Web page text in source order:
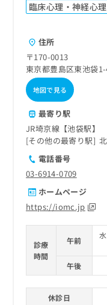
臨床心理・神経心
住所
〒170-0013
東京都豊島区東池袋
地図で見る
最寄り駅
JR埼京線【池袋駅】
その他の最寄り駅
電話番号
03-6914-0709
ホームページ
https://iomc.jp
診療
時間
午前
午後
休診日